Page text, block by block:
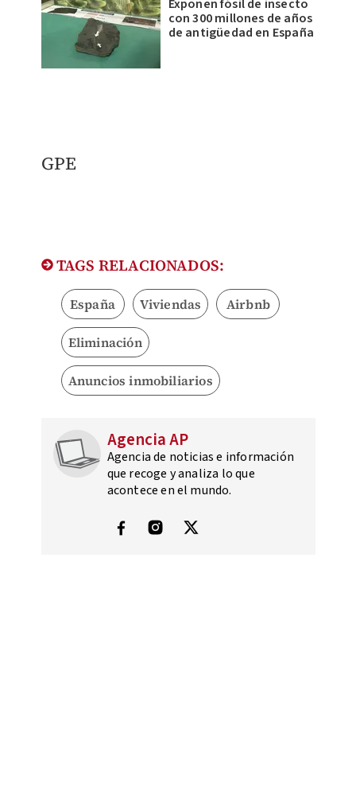
Exponen fósil de insecto
con 300 millones de años
de antigüedad en España
​GPE
TAGS RELACIONADOS:
España Viviendas Airbnb
Eliminación
Anuncios inmobiliarios
Agencia AP
Agencia de noticias e información
que recoge y analiza lo que
acontece en el mundo.